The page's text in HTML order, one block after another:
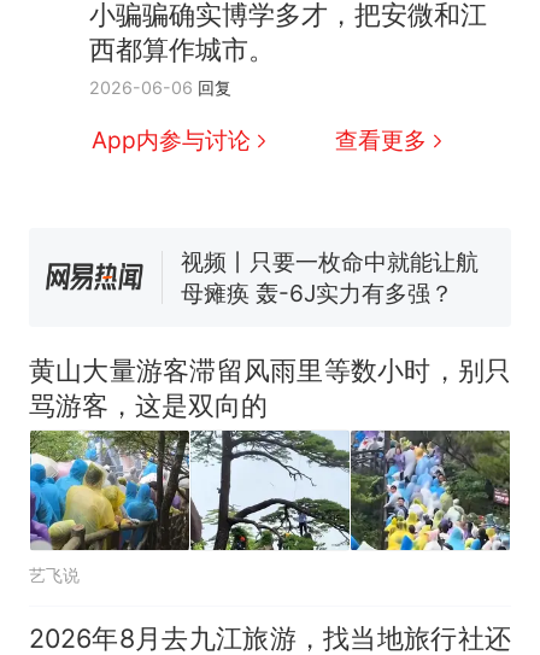
小骗骗确实博学多才，把安微和江
西都算作城市。
2026-06-06 回复
App内参与讨论 查看更多
热 十多万人报名的考试，成绩
全部作废，公平么？
新 5万的小车卖不动，40万以
视频丨只要一枚命中就能让航
母瘫痪 轰-6J实力有多强？
年，网友淘到后寄给女儿：花
鸟市场搬了，但爱还在
网友称甘肃麦积山景区看完所
有石窟需2000元，景区：部分
石窟受特别保护，游客可按需
买
热 十多万人报名的考试，成绩
全部作废，公平么？
黄山大量游客滞留风雨里等数小时，别只
骂游客，这是双向的
艺飞说
2026年8月去九江旅游，找当地旅行社还